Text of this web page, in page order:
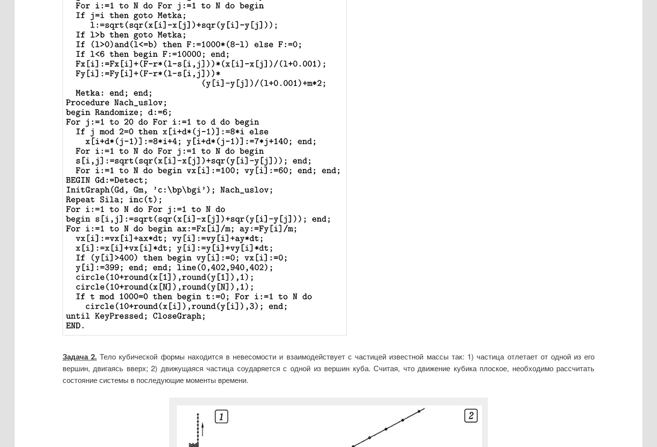
Задача 2.Тело кубической формы находится в невесомости и взаимодействует с частицей известной массы так: 1) частица отлетает от одной из его
вершин, двигаясь вверх; 2) движущаяся частица соударяется с одной из вершин куба. Считая, что движение кубика плоское, необходимо рассчитать
состояние системы в последующие моменты времени.